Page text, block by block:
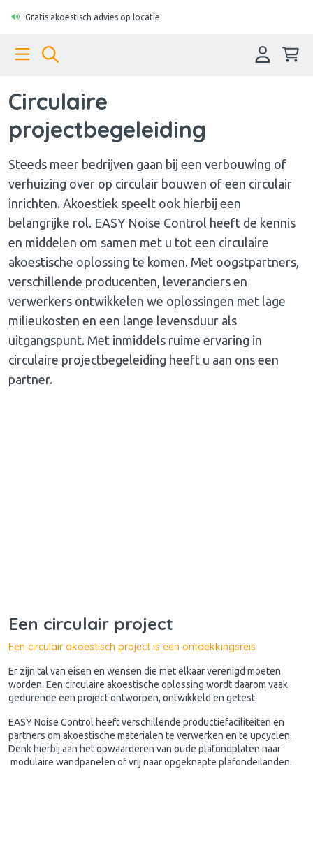
Gratis akoestisch advies op locatie
Circulaire
projectbegeleiding
Steeds meer bedrijven gaan bij een verbouwing of
verhuizing over op circulair bouwen of een circulair
inrichten. Akoestiek speelt ook hierbij een
belangrijke rol. EASY Noise Control heeft de kennis
en middelen om samen met u tot een circulaire
akoestische oplossing te komen. Met oogstpartners,
verschillende producenten, leveranciers en
verwerkers ontwikkelen we oplossingen met lage
milieukosten en een lange levensduur als
uitgangspunt. Met inmiddels ruime ervaring in
circulaire projectbegeleiding heeft u aan ons een
partner.
Een circulair project
Een circulair akoestisch project is een ontdekkingsreis
Er zijn tal van eisen en wensen die met elkaar verenigd moeten
worden. Een circulaire akoestische oplossing wordt daarom vaak
gedurende een project ontworpen, ontwikkeld en getest.
EASY Noise Control heeft verschillende productiefaciliteiten en
partners om akoestische materialen te verwerken en te upcyclen.
Denk hierbij aan het opwaarderen van oude plafondplaten naar
modulaire wandpanelen of vrij naar opgeknapte plafondeilanden.